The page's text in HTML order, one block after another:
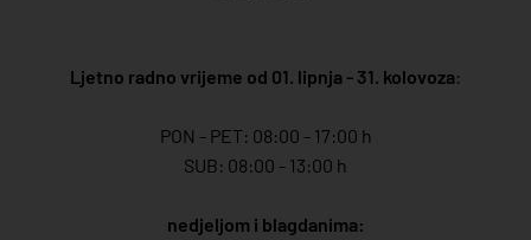
Ljetno radno vrijeme od 01. lipnja - 31. kolovoza:
PON - PET: 08:00 - 17:00 h
SUB: 08:00 - 13:00 h
nedjeljom i blagdanima: